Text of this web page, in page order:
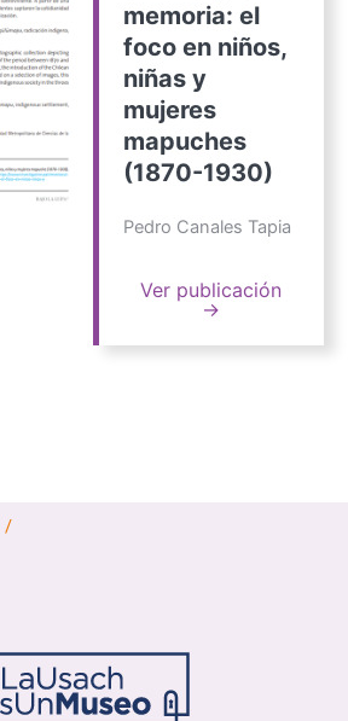
memoria: el
foco en niños,
niñas y
mujeres
mapuches
(1870-1930)
Pedro Canales Tapia
Ver publicación
→
/